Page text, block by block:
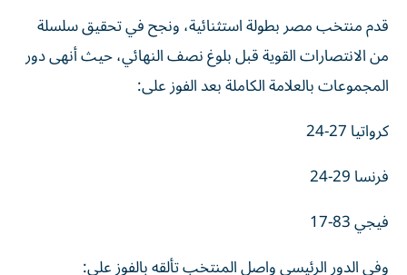
قدم منتخب مصر بطولة استثنائية، ونجح في تحقيق سلسلة
من الانتصارات القوية قبل بلوغ نصف النهائي، حيث أنهى دور
المجموعات بالعلامة الكاملة بعد الفوز على:
كرواتيا 27-24
فرنسا 29-24
فيجي 83-17
وفي الدور الرئيسي واصل المنتخب تألقه بالفوز على: